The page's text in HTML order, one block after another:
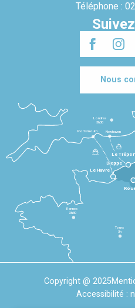
Téléphone :
Nous
Le Havre
Dieppe
Le
Rennes
2h30
Tours
3h
Londres
3h30
Newhaven
Portsmouth
Copyright @ 2025
Accessibilité :